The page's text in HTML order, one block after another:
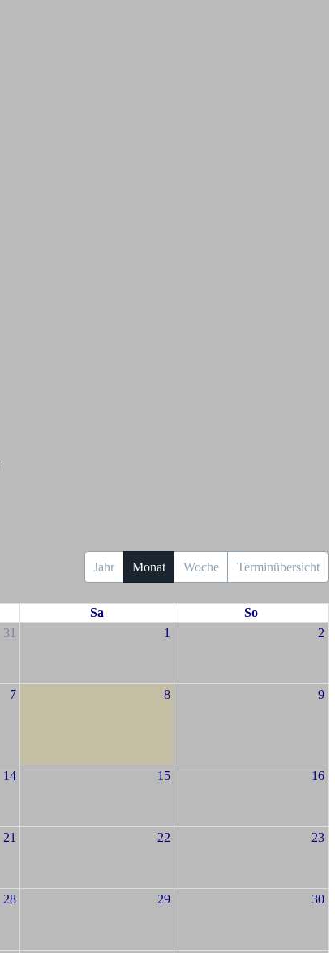
Jahr Monat Woche Terminübersicht
Sa
So
31 1 2
7 8 9
14 15 16
21 22 23
28 29 30